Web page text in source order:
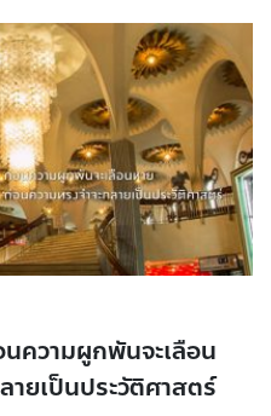
นความผูกพันจะเลือน
ายเป็นประวัติศาสตร์